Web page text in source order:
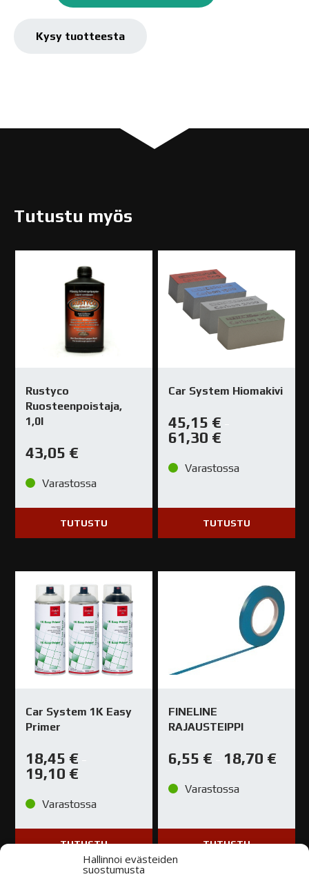
Hallinnoi evästeiden
suostumusta
määräKysy tuotteesta
Tutustu myös
Rustyco
Ruosteenpoistaja,
1,0l
43,05 €
Varastossa
TUTUSTU
Car System Hiomakivi
45,15 €
61,30 €
Varastossa
TUTUSTU
Car System 1K Easy
Primer
18,45 €
19,10 €
Varastossa
TUTUSTU
FINELINE
RAJAUSTEIPPI
6,55 € 18,70 €
Varastossa
TUTUSTU